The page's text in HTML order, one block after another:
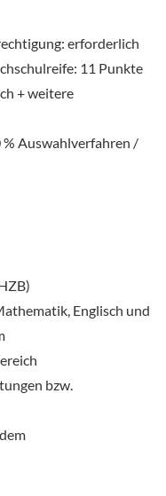
erforderlich
11 Punkte
+ weitere
Auswahlverfahren /
Englisch und
bzw.